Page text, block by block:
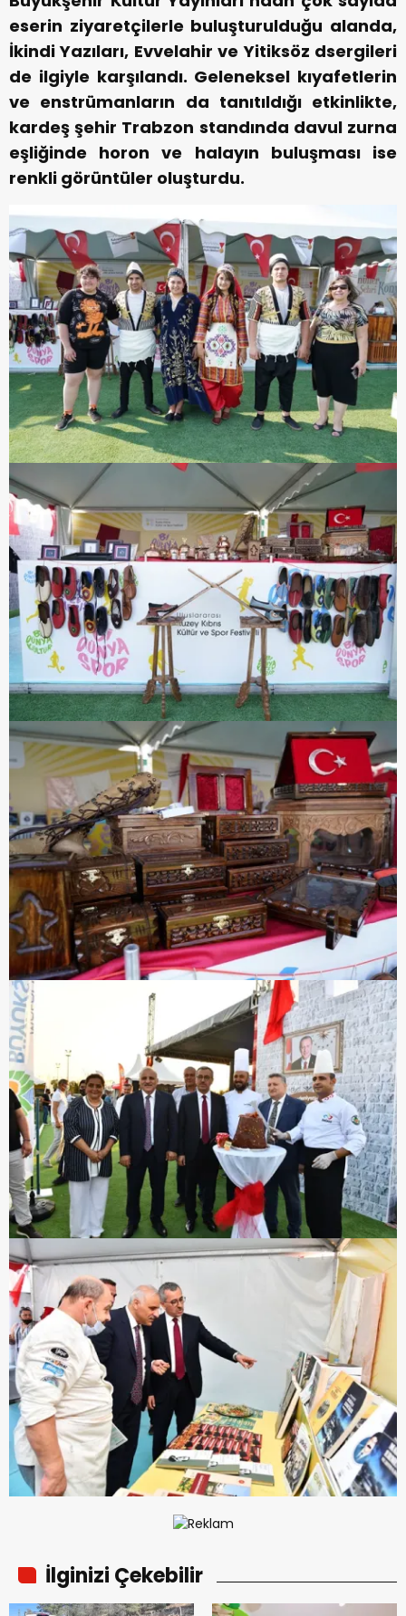
eserin ziyaretçilerle buluşturulduğu alanda,
İkindi Yazıları, Evvelahir ve Yitiksöz dsergileri
de ilgiyle karşılandı. Geleneksel kıyafetlerin
ve enstrümanların da tanıtıldığı etkinlikte,
kardeş şehir Trabzon standında davul zurna
eşliğinde horon ve halayın buluşması ise
renkli görüntüler oluşturdu.
İlginizi Çekebilir